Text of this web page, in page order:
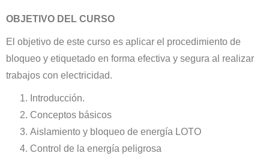
OBJETIVO DEL CURSO
El objetivo de este curso es aplicar el procedimiento de
bloqueo y etiquetado en forma efectiva y segura al realizar
trabajos con electricidad.
Introducción.
Conceptos básicos
Aislamiento y bloqueo de energía LOTO
Control de la energía peligrosa